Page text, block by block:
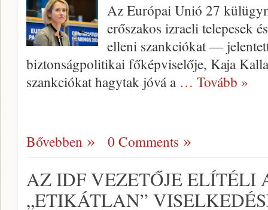
Az Európai Unió 27
erőszakos izraeli telepesek
elleni szankciókat —
biztonságpolitikai főképviselője, Kaja
szankciókat hagytak jóvá a … Tovább »
Bővebben 0 Comments
AZ IDF VEZETŐJE ELÍTÉLI
„ETIKÁTLAN”